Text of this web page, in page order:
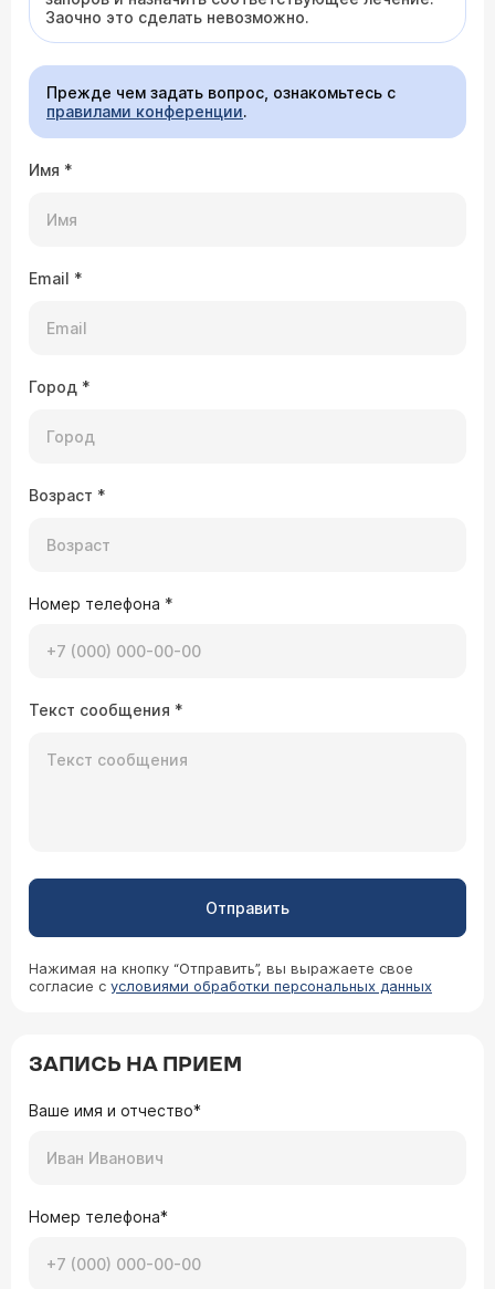
Заочно это сделать невозможно.
Прежде чем задать вопрос, ознакомьтесь с
правилами конференции.
Имя *
Email *
Город *
Возраст *
Номер телефона *
Текст сообщения *
Отправить
Нажимая на кнопку “Отправить”, вы выражаете свое
согласие с условиями обработки персональных данных
ЗАПИСЬ НА ПРИЕМ
Ваше имя и отчество*
Номер телефона*